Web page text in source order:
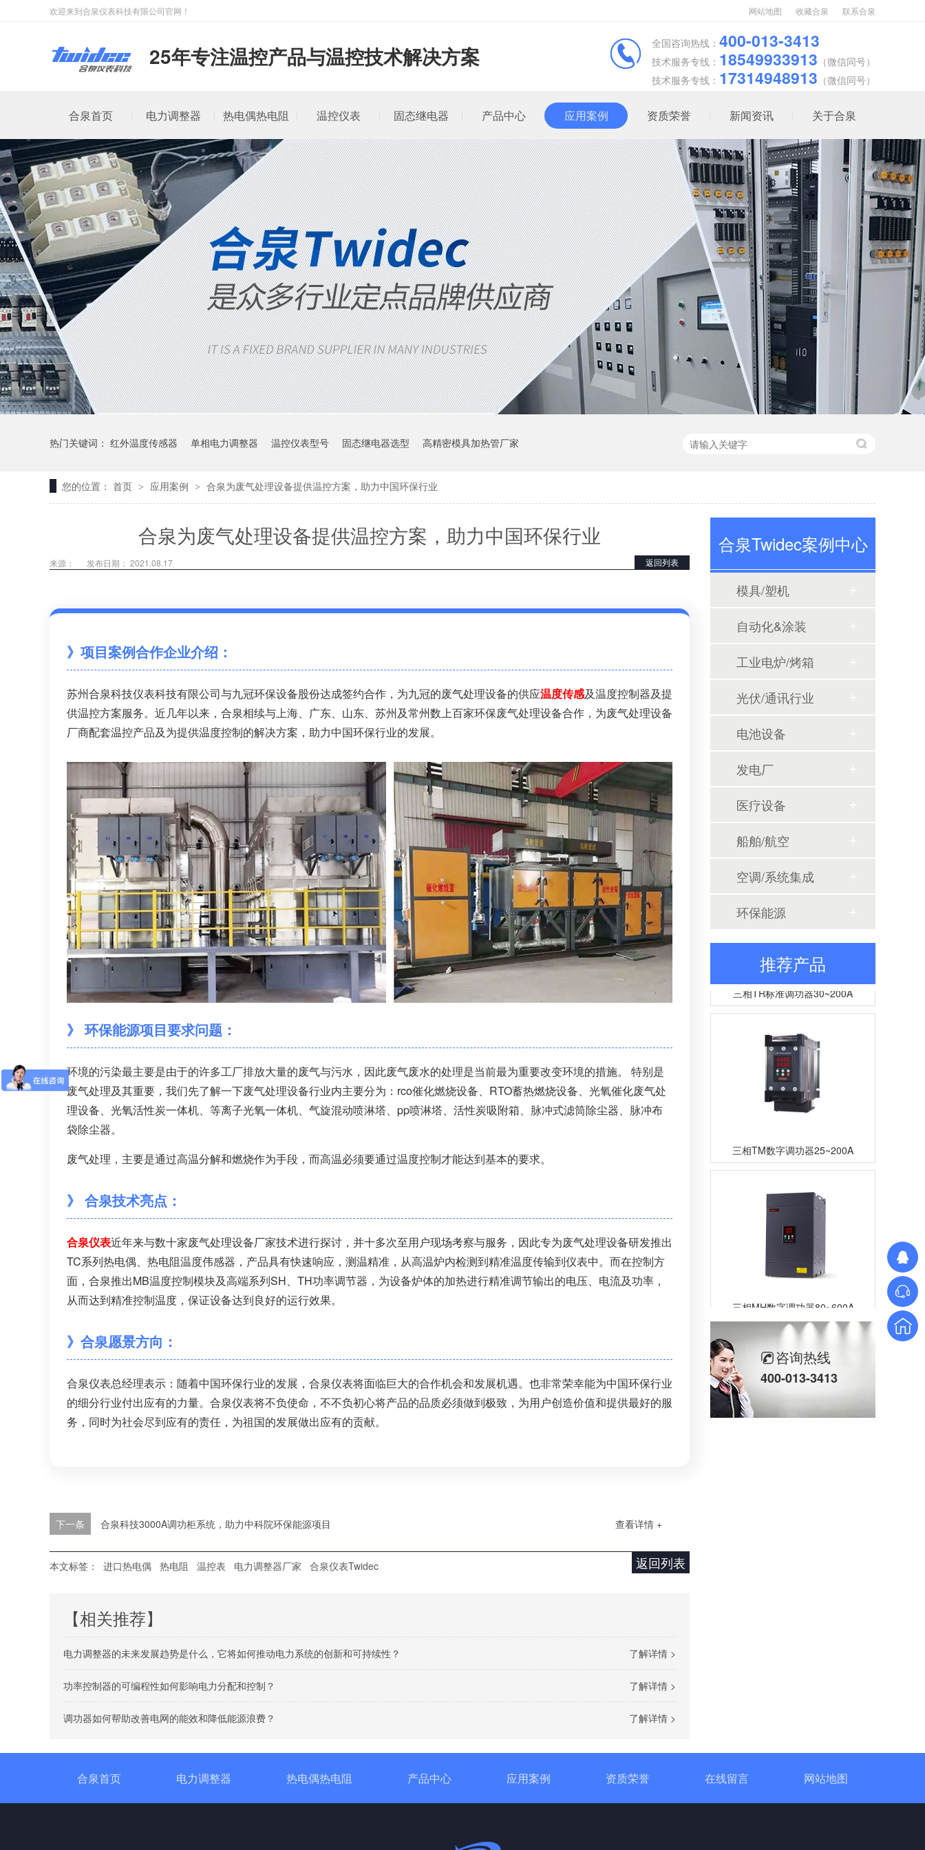
网站地图 收藏合泉 联系合泉
欢迎来到合泉仪表科技有限公司官网！
25年专注温控产品与温控技术解决方案 全国咨询热线： 400-013-3413
技术服务专线： 18549933913 （微信同号）
技术服务专线： 17314948913 （微信同号）
合泉首页 电力调整器 热电偶热电阻 温控仪表 固态继电器 产品中心 应用案例 资质荣誉 新闻资讯 关于合泉
热门关键词： 红外温度传感器 单相电力调整器 温控仪表型号 固态继电器选型 高精密模具加热管厂家
您的位置： 首页 > 应用案例 > 合泉为废气处理设备提供温控方案，助力中国环保行业
合泉为废气处理设备提供温控方案，助力中国环保行业
返回列表
来源： 发布日期： 2021.08.17
》项目案例合作企业介绍：
苏州合泉科技仪表科技有限公司与九冠环保设备股份达成签约合作，为九冠的废气处理设备的供应温度传感及温度控制器及提
供温控方案服务。近几年以来，合泉相续与上海、广东、山东、苏州及常州数上百家环保废气处理设备合作，为废气处理设备
厂商配套温控产品及为提供温度控制的解决方案，助力中国环保行业的发展。
》 环保能源项目要求问题：
环境的污染最主要是由于的许多工厂排放大量的废气与污水，因此废气废水的处理是当前最为重要改变环境的措施。 特别是
废气处理及其重要，我们先了解一下废气处理设备行业内主要分为：rco催化燃烧设备、RTO蓄热燃烧设备、光氧催化废气处
理设备、光氧活性炭一体机、等离子光氧一体机、气旋混动喷淋塔、pp喷淋塔、活性炭吸附箱、脉冲式滤筒除尘器、脉冲布
袋除尘器。
废气处理，主要是通过高温分解和燃烧作为手段，而高温必须要通过温度控制才能达到基本的要求。
》 合泉技术亮点：
合泉仪表近年来与数十家废气处理设备厂家技术进行探讨，并十多次至用户现场考察与服务，因此专为废气处理设备研发推出
TC系列热电偶、热电阻温度伟感器，产品具有快速响应，测温精准，从高温炉内检测到精准温度传输到仪表中。而在控制方
面，合泉推出MB温度控制模块及高端系列SH、TH功率调节器，为设备炉体的加热进行精准调节输出的电压、电流及功率，
从而达到精准控制温度，保证设备达到良好的运行效果。
》合泉愿景方向：
合泉仪表总经理表示：随着中国环保行业的发展，合泉仪表将面临巨大的合作机会和发展机遇。也非常荣幸能为中国环保行业
的细分行业付出应有的力量。合泉仪表将不负使命，不不负初心将产品的品质必须做到极致，为用户创造价值和提供最好的服
务，同时为社会尽到应有的责任，为祖国的发展做出应有的贡献。
查看详情 +
下一条 合泉科技3000A调功柜系统，助力中科院环保能源项目
返回列表
本文标签： 进口热电偶 热电阻 温控表 电力调整器厂家 合泉仪表Twidec
【相关推荐】
了解详情 >
电力调整器的未来发展趋势是什么，它将如何推动电力系统的创新和可持续性？
了解详情 >
功率控制器的可编程性如何影响电力分配和控制？
了解详情 >
调功器如何帮助改善电网的能效和降低能源浪费？
合泉Twidec案例中心
模具/塑机
自动化&涂装
工业电炉/烤箱
光伏/通讯行业
电池设备
发电厂
医疗设备
船舶/航空
空调/系统集成
环保能源
推荐产品
三相TR标准调功器30~200A
单相TR标准调功器16~100A
咨询热线
400-013-3413
合泉首页 电力调整器 热电偶热电阻 产品中心 应用案例 资质荣誉 在线留言 网站地图